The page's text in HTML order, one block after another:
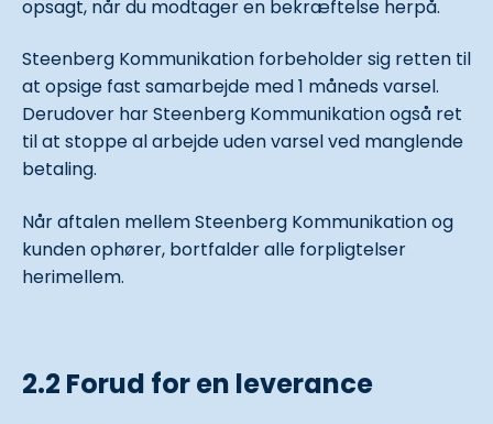
opsagt, når du modtager en bekræftelse herpå.
Steenberg Kommunikation forbeholder sig retten til
at opsige fast samarbejde med 1 måneds varsel.
Derudover har Steenberg Kommunikation også ret
til at stoppe al arbejde uden varsel ved manglende
betaling.
Når aftalen mellem Steenberg Kommunikation og
kunden ophører, bortfalder alle forpligtelser
herimellem.
2.2 Forud for en leverance